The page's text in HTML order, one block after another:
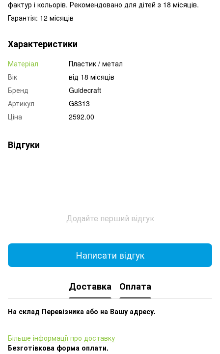
фактур і кольорів. Рекомендовано для дітей з 18 місяців.
Гарантія: 12 місяців
Характеристики
Матеріал
Пластик / метал
Вік
від 18 місяців
Бренд
Guidecraft
Артикул
G8313
Ціна
2592.00
Відгуки
Додайте перший відгук
Написати відгук
Доставка Оплата
На склад Перевізника або на Вашу адресу.
Більше інформації про доставку
Безготівкова форма оплати.